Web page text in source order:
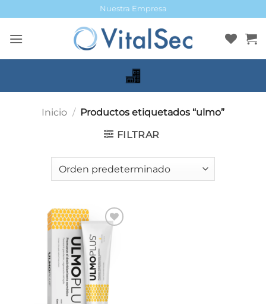
al
contenido
Nuestra Empresa
Inicio / Productos etiquetados “ulmo”
FILTRAR